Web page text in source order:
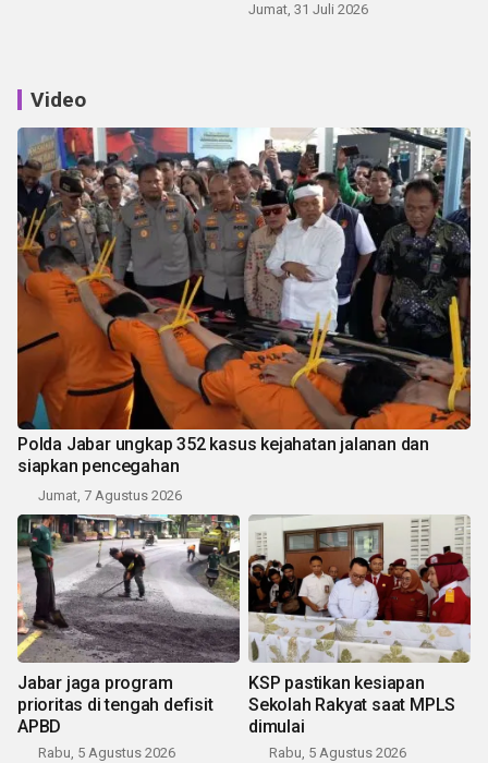
Jumat, 31 Juli 2026
Video
Polda Jabar ungkap 352 kasus kejahatan jalanan dan
siapkan pencegahan
Jumat, 7 Agustus 2026
Jabar jaga program
prioritas di tengah defisit
APBD
Rabu, 5 Agustus 2026
KSP pastikan kesiapan
Sekolah Rakyat saat MPLS
dimulai
Rabu, 5 Agustus 2026